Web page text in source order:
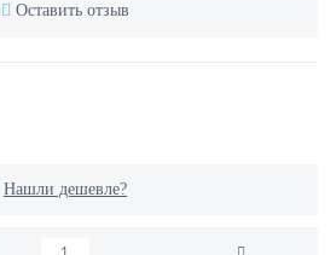
Оставить отзыв
Нашли дешевле?